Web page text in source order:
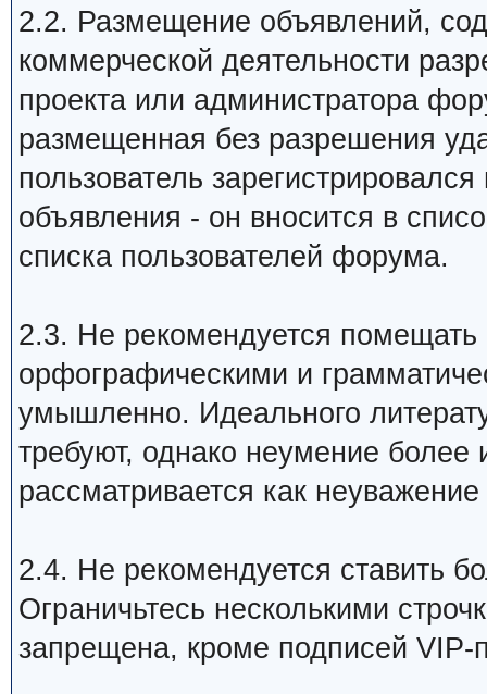
2.2. Размещение объявлений,
коммерческой деятельности
проекта или администратора
размещенная без разрешения
пользователь
объявления - он вносится в
списка пользователей форума.
2.3. Не рекомендуется
орфографическими и
умышленно. Идеального
требуют, однако неумение более
рассматривается как
2.4. Не рекомендуется ставить
Ограничьтесь несколькими
запрещена, кроме подписей VIP-